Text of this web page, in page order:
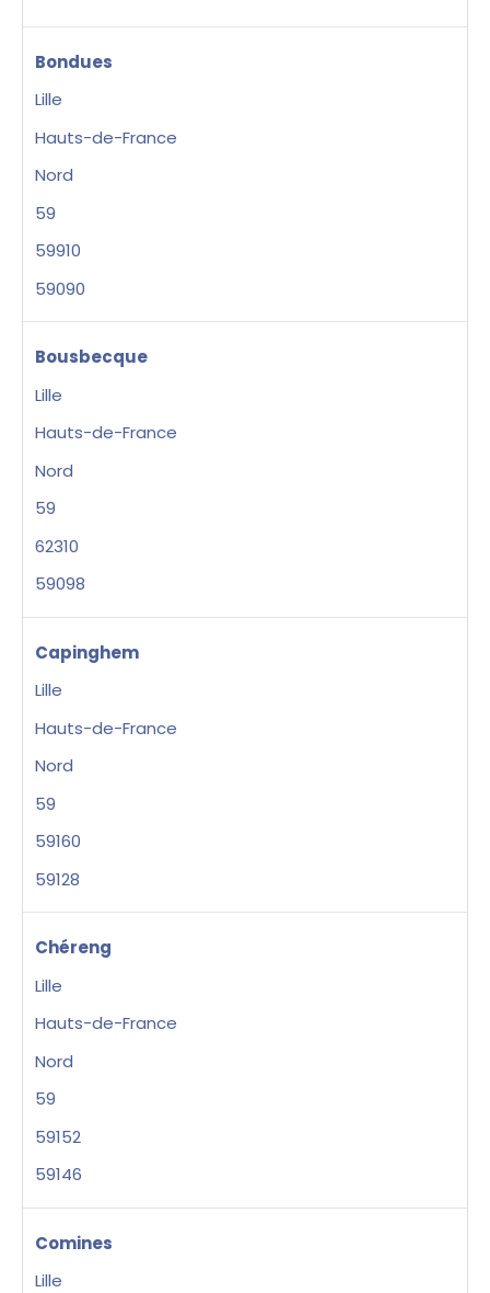
Bondues
Lille
Hauts-de-France
Nord
59
59910
59090
Bousbecque
Lille
Hauts-de-France
Nord
59
62310
59098
Capinghem
Lille
Hauts-de-France
Nord
59
59160
59128
Chéreng
Lille
Hauts-de-France
Nord
59
59152
59146
Comines
Lille